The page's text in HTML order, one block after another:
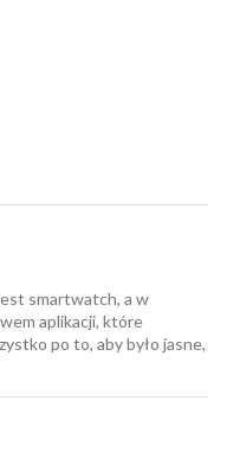
smartwatch, a w
aplikacji, które
po to, aby było jasne,